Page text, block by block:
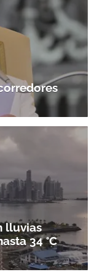
lluvias
34 °C